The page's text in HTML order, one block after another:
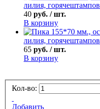
лилия,
40 руб. / шт.
В корзину
лилия,
65 руб. / шт.
В корзину
Кол-во:
Добавить